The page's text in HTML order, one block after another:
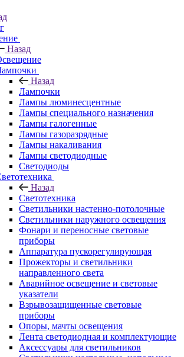
Назад
Назад
Лампочки
Лампы люминесцентные
Лампы специального назначения
Лампы галогенные
Лампы газоразрядные
Лампы накаливания
Лампы светодиодные
Светодиоды
Назад
Светотехника
Светильники настенно-потолочные
Светильники наружного освещения
Фонари и переносные световые
приборы
Аппаратура пускорегулирующая
Прожекторы и светильники
направленного света
Аварийное освещение и световые
указатели
Взрывозащищенные световые
приборы
Опоры, мачты освещения
Лента светодиодная и комплектующие
Аксессуары для светильников